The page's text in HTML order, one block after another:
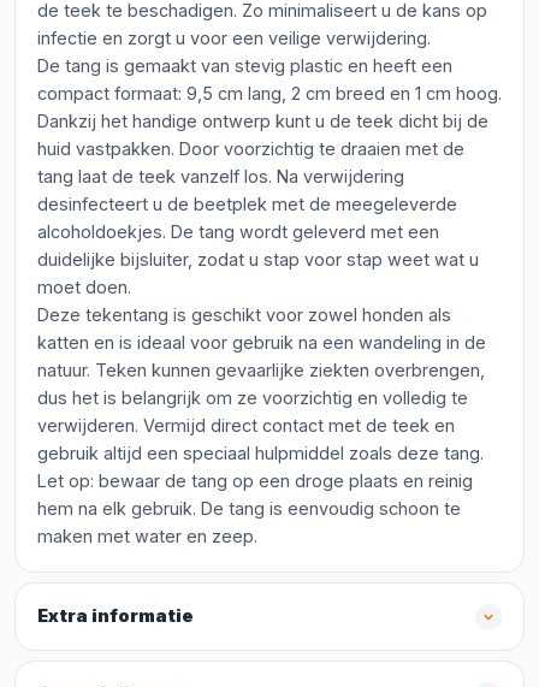
de teek te beschadigen. Zo minimaliseert u de kans op
infectie en zorgt u voor een veilige verwijdering.
De tang is gemaakt van stevig plastic en heeft een
compact formaat: 9,5 cm lang, 2 cm breed en 1 cm hoog.
Dankzij het handige ontwerp kunt u de teek dicht bij de
huid vastpakken. Door voorzichtig te draaien met de
tang laat de teek vanzelf los. Na verwijdering
desinfecteert u de beetplek met de meegeleverde
alcoholdoekjes. De tang wordt geleverd met een
duidelijke bijsluiter, zodat u stap voor stap weet wat u
moet doen.
Deze tekentang is geschikt voor zowel honden als
katten en is ideaal voor gebruik na een wandeling in de
natuur. Teken kunnen gevaarlijke ziekten overbrengen,
dus het is belangrijk om ze voorzichtig en volledig te
verwijderen. Vermijd direct contact met de teek en
gebruik altijd een speciaal hulpmiddel zoals deze tang.
Let op: bewaar de tang op een droge plaats en reinig
hem na elk gebruik. De tang is eenvoudig schoon te
maken met water en zeep.
Extra informatie